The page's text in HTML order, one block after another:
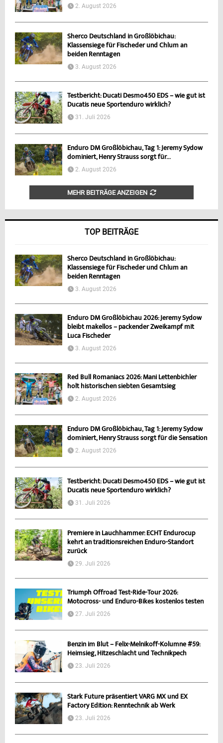
2. August 2026
Sherco Deutschland in Großlöbichau:
Klassensiege für Fischeder und Chlum an
beiden Renntagen
3. August 2026
Testbericht: Ducati Desmo450 EDS – wie gut ist
Ducatis neue Sportenduro wirklich?
31. Juli 2026
Enduro DM Großlöbichau, Tag 1: Jeremy Sydow
dominiert, Henry Strauss sorgt für...
2. August 2026
MEHR BEITRÄGE ANZEIGEN
TOP BEITRÄGE
Sherco Deutschland in Großlöbichau:
Klassensiege für Fischeder und Chlum an
beiden Renntagen
3. August 2026
Enduro DM Großlöbichau 2026: Jeremy Sydow
bleibt makellos – packender Zweikampf mit
Luca Fischeder
3. August 2026
Red Bull Romaniacs 2026: Mani Lettenbichler
holt historischen siebten Gesamtsieg
2. August 2026
Enduro DM Großlöbichau, Tag 1: Jeremy Sydow
dominiert, Henry Strauss sorgt für die Sensation
2. August 2026
Testbericht: Ducati Desmo450 EDS – wie gut ist
Ducatis neue Sportenduro wirklich?
31. Juli 2026
Premiere in Lauchhammer: ECHT Endurocup
kehrt an traditionsreichen Enduro-Standort
zurück
29. Juli 2026
Triumph Offroad Test-Ride-Tour 2026:
Motocross- und Enduro-Bikes kostenlos testen
27. Juli 2026
Benzin im Blut – Felix-Melnikoff-Kolumne #59:
Heimsieg, Hitzeschlacht und Technikpech
23. Juli 2026
Stark Future präsentiert VARG MX und EX
Factory Edition: Renntechnik ab Werk
23. Juli 2026